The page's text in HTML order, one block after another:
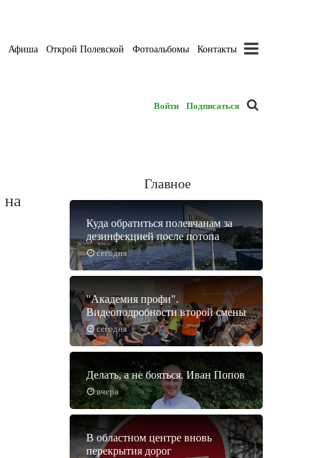
Афиша Открой Полевской Фотоальбомы Контакты
Войти Подписаться
на
Главное
сегодня
Куда обратиться полевчанам за
дезинфекцией после потопа
сегодня
"Академия профи".
Видеоподробности второй смены
вчера
Делать, а не бояться. Иван Попов
В областном центре вновь
перекрытия дорог